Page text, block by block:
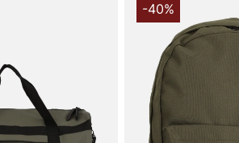
-40%